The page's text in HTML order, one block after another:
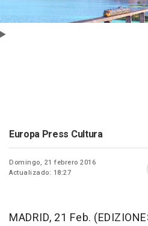
Europa Press Cultura
Domingo, 21 febrero 2016
Actualizado: 18:27
MADRID, 21 Feb.